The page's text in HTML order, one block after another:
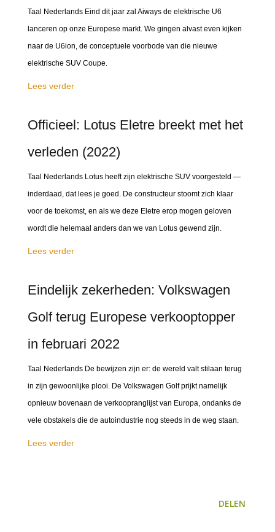
Taal Nederlands Eind dit jaar zal Aiways de elektrische U6
lanceren op onze Europese markt. We gingen alvast even kijken
naar de U6ion, de conceptuele voorbode van die nieuwe
elektrische SUV Coupe.
Lees verder
Officieel: Lotus Eletre breekt met het
verleden (2022)
Taal Nederlands Lotus heeft zijn elektrische SUV voorgesteld —
inderdaad, dat lees je goed. De constructeur stoomt zich klaar
voor de toekomst, en als we deze Eletre erop mogen geloven
wordt die helemaal anders dan we van Lotus gewend zijn.
Lees verder
Eindelijk zekerheden: Volkswagen
Golf terug Europese verkooptopper
in februari 2022
Taal Nederlands De bewijzen zijn er: de wereld valt stilaan terug
in zijn gewoonlijke plooi. De Volkswagen Golf prijkt namelijk
opnieuw bovenaan de verkoopranglijst van Europa, ondanks de
vele obstakels die de autoindustrie nog steeds in de weg staan.
Lees verder
DELEN